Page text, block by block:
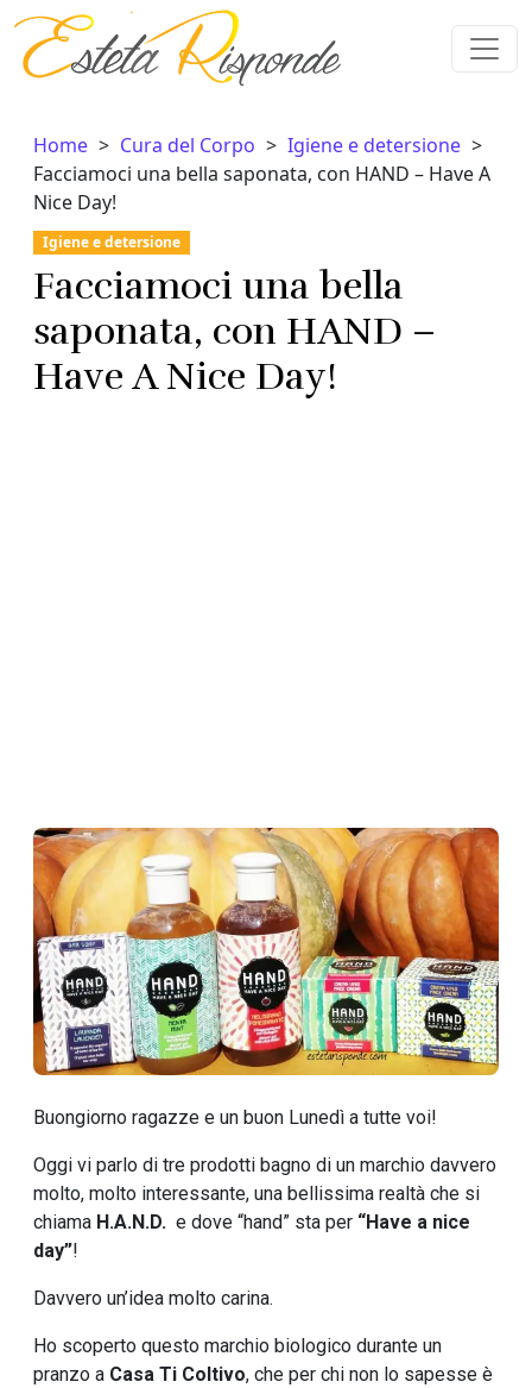
Vai al contenuto
Home Cura del Corpo
Igiene e detersione
Facciamoci una bella saponata, con HAND – Have A
Nice Day!
Igiene e detersione
Facciamoci una bella
saponata, con HAND –
Have A Nice Day!
Buongiorno ragazze e un buon Lunedì a tutte voi!
Oggi vi parlo di tre prodotti bagno di un marchio davvero
molto, molto interessante, una bellissima realtà che si
chiama H.A.N.D. e dove “hand” sta per “Have a nice
day”!
Davvero un’idea molto carina.
Ho scoperto questo marchio biologico durante un
pranzo a Casa Ti Coltivo, che per chi non lo sapesse è